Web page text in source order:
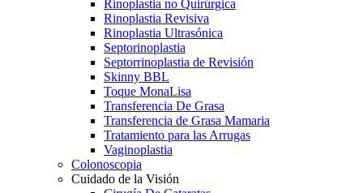
Rinoplastia no Quirúrgica
Rinoplastia Revisiva
Rinoplastia Ultrasónica
Septorinoplastia
Septorrinoplastia de Revisión
Skinny BBL
Toque MonaLisa
Transferencia De Grasa
Transferencia de Grasa Mamaria
Tratamiento para las Arrugas
Vaginoplastia
Colonoscopia
Cuidado de la Visión